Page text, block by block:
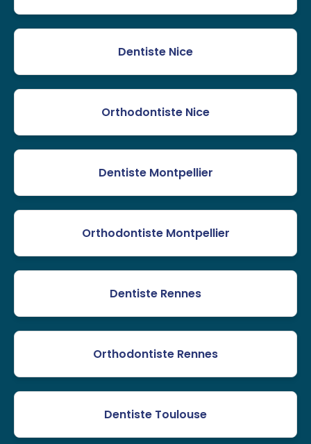
Dentiste Nice
Orthodontiste Nice
Dentiste Montpellier
Orthodontiste Montpellier
Dentiste Rennes
Orthodontiste Rennes
Dentiste Toulouse